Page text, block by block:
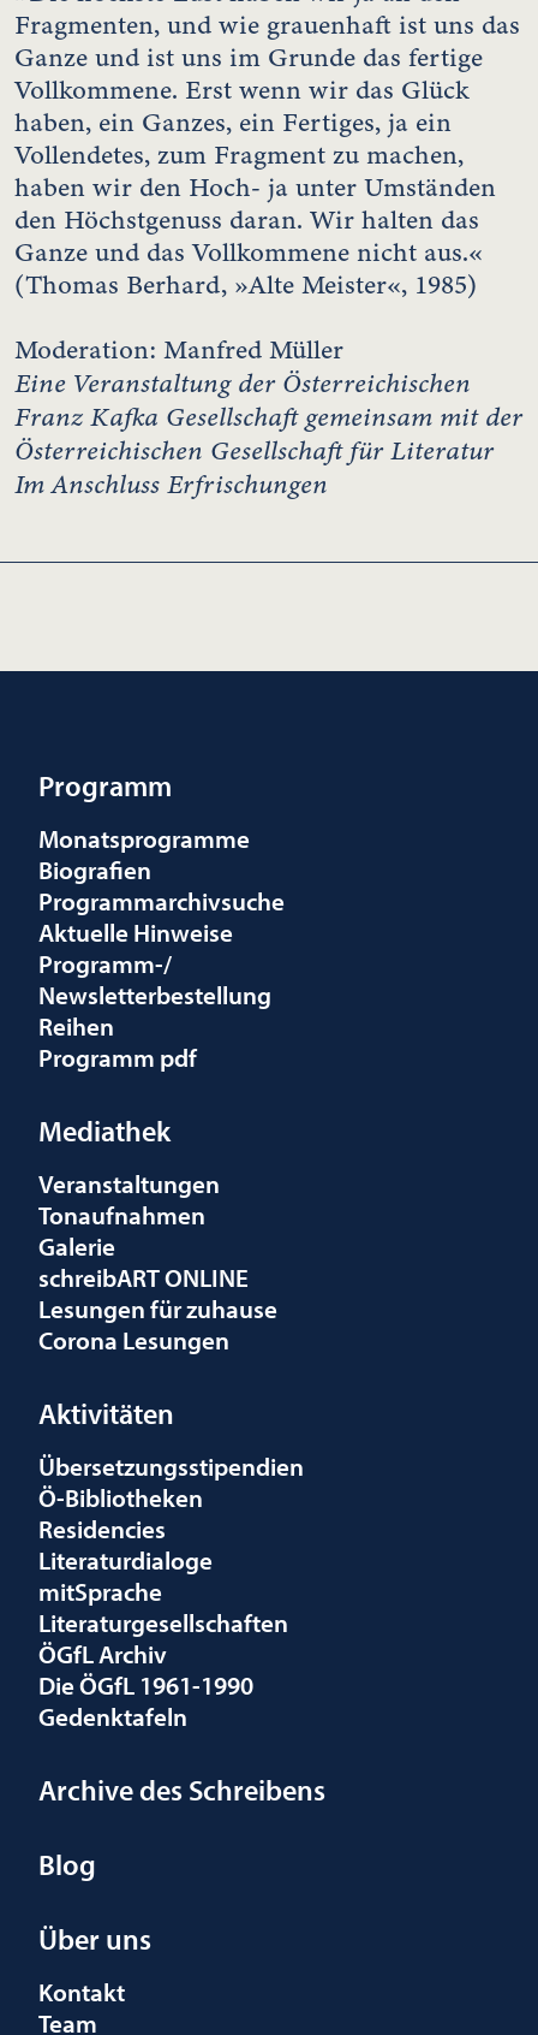
Fragmenten, und wie grauenhaft ist uns das
Ganze und ist uns im Grunde das fertige
Vollkommene. Erst wenn wir das Glück
haben, ein Ganzes, ein Fertiges, ja ein
Vollendetes, zum Fragment zu machen,
haben wir den Hoch- ja unter Umständen
den Höchstgenuss daran. Wir halten das
Ganze und das Vollkommene nicht aus.«
(Thomas Berhard, »Alte Meister«, 1985)
Moderation: Manfred Müller
Eine Veranstaltung der Österreichischen
Franz Kafka Gesellschaft gemeinsam mit der
Österreichischen Gesellschaft für Literatur
Im Anschluss Erfrischungen
Programm
Monatsprogramme
Biografien
Programmarchivsuche
Aktuelle Hinweise
Programm-/
Newsletterbestellung
Reihen
Programm pdf
Mediathek
Veranstaltungen
Tonaufnahmen
Galerie
schreibART ONLINE
Lesungen für zuhause
Corona Lesungen
Aktivitäten
Übersetzungsstipendien
Ö-Bibliotheken
Residencies
Literaturdialoge
mitSprache
Literaturgesellschaften
ÖGfL Archiv
Die ÖGfL 1961-1990
Gedenktafeln
Archive des Schreibens
Blog
Über uns
Kontakt
Team